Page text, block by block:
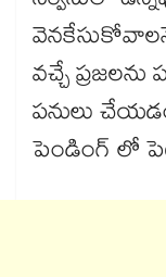
వచ్చే ప్రజలను
పనులు
పెండింగ్ లో